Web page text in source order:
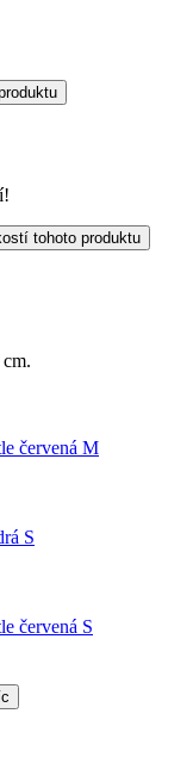
tohoto produktu
červená M
S
červená S